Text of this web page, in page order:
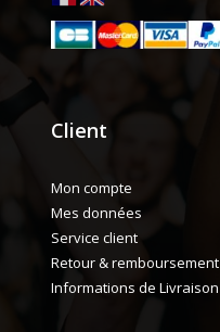
Client
Mon compte
Mes données
Service client
Retour & remboursement
Informations de Livraison